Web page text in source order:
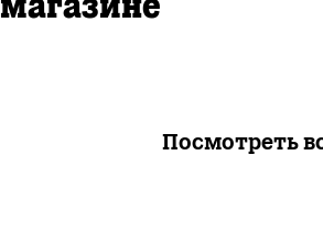
Посмотреть